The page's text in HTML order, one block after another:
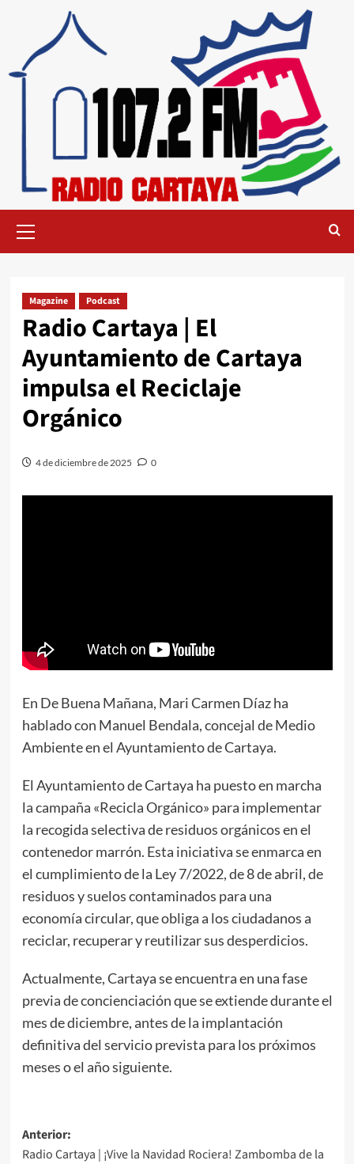
Magazine Podcast
Radio Cartaya | El
Ayuntamiento de Cartaya
impulsa el Reciclaje
Orgánico
4 de diciembre de 2025 0
En De Buena Mañana, Mari Carmen Díaz ha
hablado con Manuel Bendala, concejal de Medio
Ambiente en el Ayuntamiento de Cartaya.
El Ayuntamiento de Cartaya ha puesto en marcha
la campaña «Recicla Orgánico» para implementar
la recogida selectiva de residuos orgánicos en el
contenedor marrón. Esta iniciativa se enmarca en
el cumplimiento de la Ley 7/2022, de 8 de abril, de
residuos y suelos contaminados para una
economía circular, que obliga a los ciudadanos a
reciclar, recuperar y reutilizar sus desperdicios.
Actualmente, Cartaya se encuentra en una fase
previa de concienciación que se extiende durante el
mes de diciembre, antes de la implantación
definitiva del servicio prevista para los próximos
meses o el año siguiente.
Anterior:
Radio Cartaya | ¡Vive la Navidad Rociera! Zambomba de la